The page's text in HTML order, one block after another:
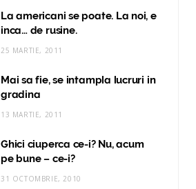
La americani se poate. La noi, e
inca… de rusine.
25 MARTIE, 2011
Mai sa fie, se intampla lucruri in
gradina
13 MARTIE, 2011
Ghici ciuperca ce-i? Nu, acum
pe bune – ce-i?
31 OCTOMBRIE, 2010